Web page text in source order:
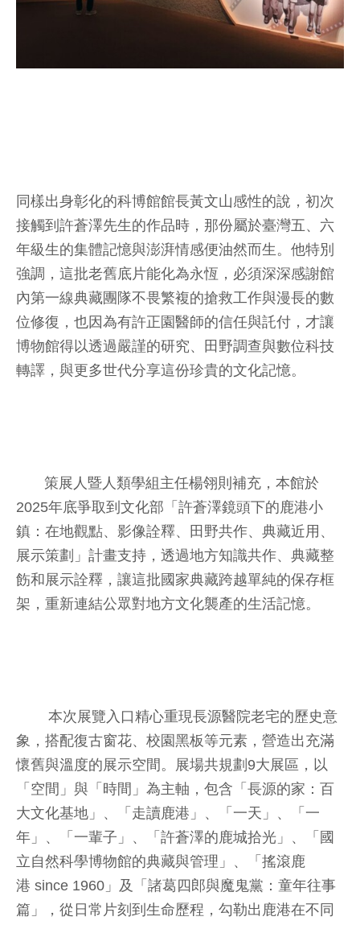
同樣出身彰化的科博館館長黃文山感性的說，初次
接觸到許蒼澤先生的作品時，那份屬於臺灣五、六
年級生的集體記憶與澎湃情感便油然而生。他特別
強調，這批老舊底片能化為永恆，必須深深感謝館
內第一線典藏團隊不畏繁複的搶救工作與漫長的數
位修復，也因為有許正園醫師的信任與託付，才讓
博物館得以透過嚴謹的研究、田野調查與數位科技
轉譯，與更多世代分享這份珍貴的文化記憶。
策展人暨人類學組主任楊翎則補充，本館於
2025年底爭取到文化部「許蒼澤鏡頭下的鹿港小
鎮：在地觀點、影像詮釋、田野共作、典藏近用、
展示策劃」計畫支持，透過地方知識共作、典藏整
飭和展示詮釋，讓這批國家典藏跨越單純的保存框
架，重新連結公眾對地方文化襲產的生活記憶。
本次展覽入口精心重現長源醫院老宅的歷史意
象，搭配復古窗花、校園黑板等元素，營造出充滿
懷舊與溫度的展示空間。展場共規劃9大展區，以
「空間」與「時間」為主軸，包含「長源的家：百
大文化基地」、「走讀鹿港」、「一天」、「一
年」、「一輩子」、「許蒼澤的鹿城拾光」、「國
立自然科學博物館的典藏與管理」、「搖滾鹿
港 since 1960」及「諸葛四郎與魔鬼黨：童年往事
篇」，從日常片刻到生命歷程，勾勒出鹿港在不同